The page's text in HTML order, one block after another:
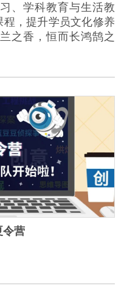
、学科教育与生活教
程，提升学员文化修养
之香，恒而长鸿鹄之
令营